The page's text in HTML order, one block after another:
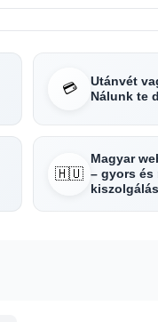
💳
Utánvét
Nálunk te
🇭🇺
Magyar
– gyors és